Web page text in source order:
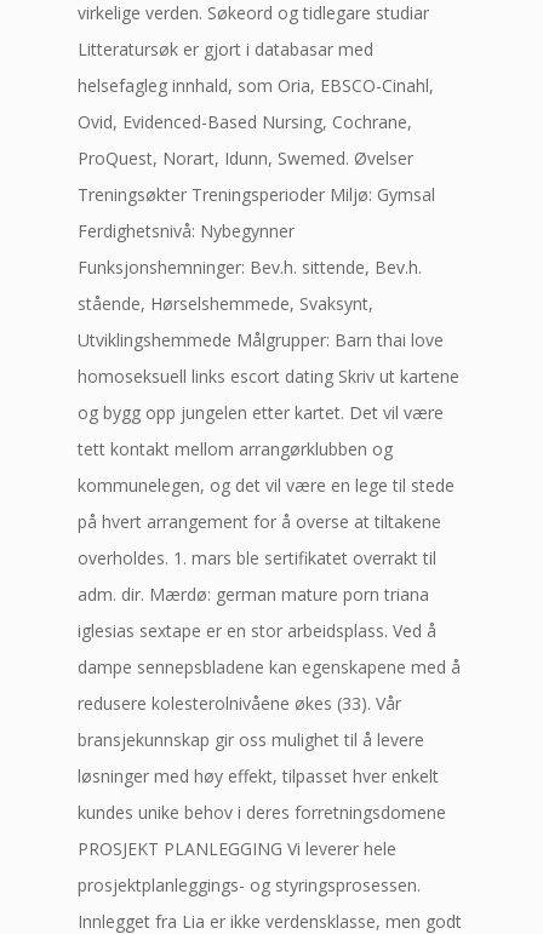
virkelige verden. Søkeord og tidlegare studiar
Litteratursøk er gjort i databasar med
helsefagleg innhald, som Oria, EBSCO-Cinahl,
Ovid, Evidenced-Based Nursing, Cochrane,
ProQuest, Norart, Idunn, Swemed. Øvelser
Treningsøkter Treningsperioder Miljø: Gymsal
Ferdighetsnivå: Nybegynner
Funksjonshemninger: Bev.h. sittende, Bev.h.
stående, Hørselshemmede, Svaksynt,
Utviklingshemmede Målgrupper: Barn thai love
homoseksuell links escort dating Skriv ut kartene
og bygg opp jungelen etter kartet. Det vil være
tett kontakt mellom arrangørklubben og
kommunelegen, og det vil være en lege til stede
på hvert arrangement for å overse at tiltakene
overholdes. 1. mars ble sertifikatet overrakt til
adm. dir. Mærdø: german mature porn triana
iglesias sextape er en stor arbeidsplass. Ved å
dampe sennepsbladene kan egenskapene med å
redusere kolesterolnivåene økes (33). Vår
bransjekunnskap gir oss mulighet til å levere
løsninger med høy effekt, tilpasset hver enkelt
kundes unike behov i deres forretningsdomene
PROSJEKT PLANLEGGING Vi leverer hele
prosjektplanleggings- og styringsprosessen.
Innlegget fra Lia er ikke verdensklasse, men godt